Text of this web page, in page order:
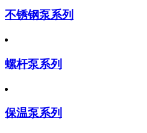
不锈钢泵系列
螺杆泵系列
保温泵系列